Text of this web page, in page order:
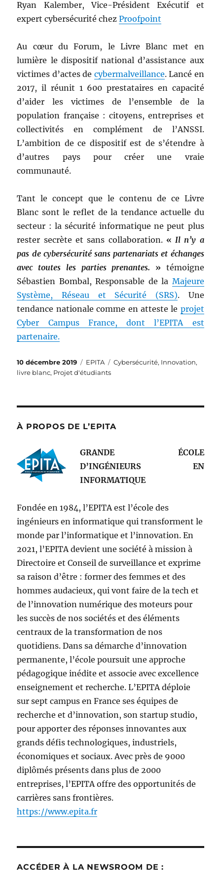
Ryan Kalember, Vice-Président Exécutif et
expert cybersécurité chezProofpoint
Au cœur du Forum, le Livre Blanc met en
lumière le dispositif national d’assistance aux
victimes d’actes de cybermalveillance. Lancé en
2017, il réunit 1 600 prestataires en capacité
d’aider les victimes de l’ensemble de la
population française : citoyens, entreprises et
collectivités en complément de l’ANSSI.
L’ambition de ce dispositif est de s’étendre à
d’autres pays pour créer une vraie
communauté.
Tant le concept que le contenu de ce Livre
Blanc sont le reflet de la tendance actuelle du
secteur : la sécurité informatique ne peut plus
rester secrète et sans collaboration. « Il n’y a
pas de cybersécurité sans partenariats et échanges
avec toutes les parties prenantes. » témoigne
Sébastien Bombal, Responsable de la Majeure
Système, Réseau et Sécurité (SRS). Une
tendance nationale comme en atteste le projet
Cyber Campus France, dont l’EPITA est
partenaire.
Publié
le
10 décembre 2019 Catégories
EPITA Étiquettes
Cybersécurité, Innovation,
livre blanc, Projet d'étudiants
À PROPOS DE L’EPITA
GRANDE ÉCOLE
D’INGÉNIEURS EN
INFORMATIQUE
Fondée en 1984, l’EPITA est l’école des
ingénieurs en informatique qui transforment le
monde par l’informatique et l’innovation. En
2021, l’EPITA devient une société à mission à
Directoire et Conseil de surveillance et exprime
sa raison d’être : former des femmes et des
hommes audacieux, qui vont faire de la tech et
de l’innovation numérique des moteurs pour
les succès de nos sociétés et des éléments
centraux de la transformation de nos
quotidiens. Dans sa démarche d’innovation
permanente, l’école poursuit une approche
pédagogique inédite et associe avec excellence
enseignement et recherche. L’EPITA déploie
sur sept campus en France ses équipes de
recherche et d’innovation, son startup studio,
pour apporter des réponses innovantes aux
grands défis technologiques, industriels,
économiques et sociaux. Avec près de 9000
diplômés présents dans plus de 2000
entreprises, l’EPITA offre des opportunités de
carrières sans frontières.
https://www.epita.fr
ACCÉDER À LA NEWSROOM DE :